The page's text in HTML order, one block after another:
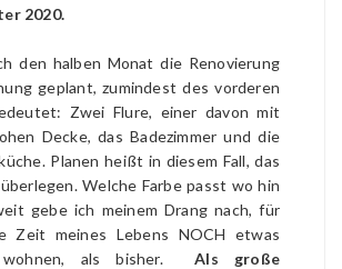
2020.
den halben Monat die Renovierung
geplant, zumindest des vorderen
Zwei Flure, einer davon mit
Decke, das Badezimmer und die
Planen heißt in diesem Fall, das
Welche Farbe passt wo hin
gebe ich meinem Drang nach, für
Zeit meines Lebens NOCH etwas
als bisher.Als große